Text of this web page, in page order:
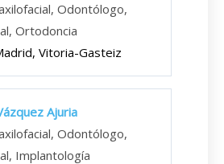
Odontólogo,
Ortodoncia
Vitoria-Gasteiz
Ajuria
Odontólogo,
Implantología